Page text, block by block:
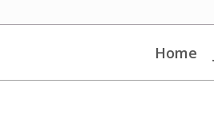
Home